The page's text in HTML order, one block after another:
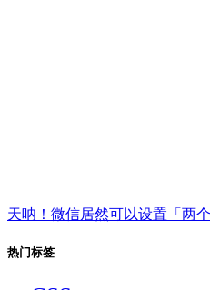
天呐！微信居然可以设置「两
热门标签